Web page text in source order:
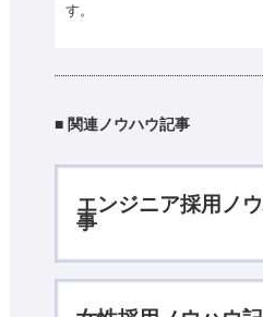
す。
■ 関連ノウハウ記事
エンジニア採用ノ
事